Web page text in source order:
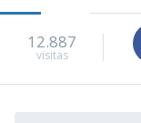
12.887
visitas